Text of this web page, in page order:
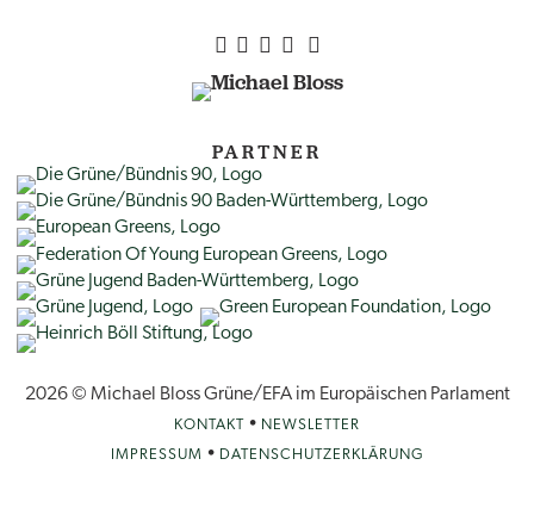
PARTNER
2026 © Michael Bloss Grüne/EFA im Europäischen Parlament
KONTAKT • NEWSLETTER
IMPRESSUM • DATENSCHUTZERKLÄRUNG